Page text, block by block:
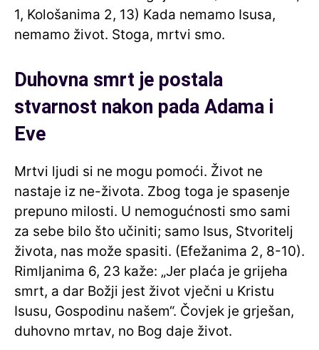
1, Kološanima 2, 13) Kada nemamo Isusa,
nemamo život. Stoga, mrtvi smo.
Duhovna smrt je postala
stvarnost nakon pada Adama i
Eve
Mrtvi ljudi si ne mogu pomoći. Život ne
nastaje iz ne-života. Zbog toga je spasenje
prepuno milosti. U nemogućnosti smo sami
za sebe bilo što učiniti; samo Isus, Stvoritelj
života, nas može spasiti. (Efežanima 2, 8-10).
Rimljanima 6, 23 kaže: „Jer plaća je grijeha
smrt, a dar Božji jest život vječni u Kristu
Isusu, Gospodinu našem“. Čovjek je grješan,
duhovno mrtav, no Bog daje život.